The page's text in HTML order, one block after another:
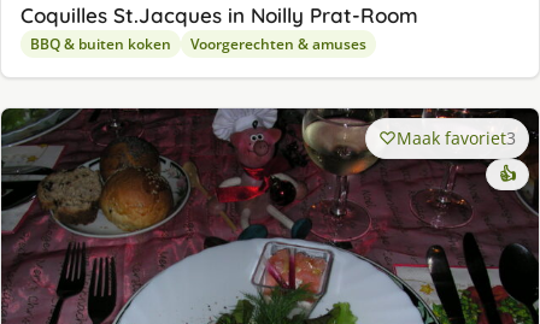
Coquilles St.Jacques in Noilly Prat-Room
BBQ & buiten koken Voorgerechten & amuses
Maak favoriet3
👍